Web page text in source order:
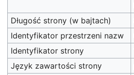
Długość strony (w bajtach)
Identyfikator przestrzeni nazw
Identyfikator strony
Język zawartości strony